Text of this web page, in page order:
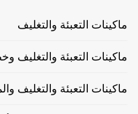
ماكينات التعبئة والتغليف
ماكينات التعبئة والتغليف
ماكينات التعبئة والتغليف